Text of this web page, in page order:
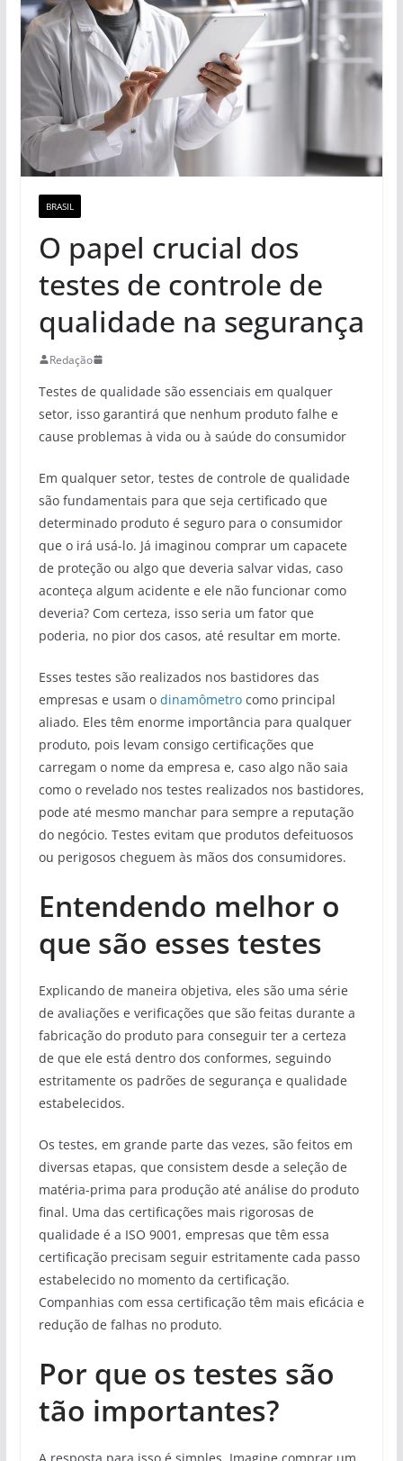
BRASIL
O papel crucial dos
testes de controle de
qualidade na segurança
Redação
Testes de qualidade são essenciais em qualquer
setor, isso garantirá que nenhum produto falhe e
cause problemas à vida ou à saúde do consumidor
Em qualquer setor, testes de controle de qualidade
são fundamentais para que seja certificado que
determinado produto é seguro para o consumidor
que o irá usá-lo. Já imaginou comprar um capacete
de proteção ou algo que deveria salvar vidas, caso
aconteça algum acidente e ele não funcionar como
deveria? Com certeza, isso seria um fator que
poderia, no pior dos casos, até resultar em morte.
Esses testes são realizados nos bastidores das
empresas e usam o dinamômetrocomo principal
aliado. Eles têm enorme importância para qualquer
produto, pois levam consigo certificações que
carregam o nome da empresa e, caso algo não saia
como o revelado nos testes realizados nos bastidores,
pode até mesmo manchar para sempre a reputação
do negócio. Testes evitam que produtos defeituosos
ou perigosos cheguem às mãos dos consumidores.
Entendendo melhor o
que são esses testes
Explicando de maneira objetiva, eles são uma série
de avaliações e verificações que são feitas durante a
fabricação do produto para conseguir ter a certeza
de que ele está dentro dos conformes, seguindo
estritamente os padrões de segurança e qualidade
estabelecidos.
Os testes, em grande parte das vezes, são feitos em
diversas etapas, que consistem desde a seleção de
matéria-prima para produção até análise do produto
final. Uma das certificações mais rigorosas de
qualidade é a ISO 9001, empresas que têm essa
certificação precisam seguir estritamente cada passo
estabelecido no momento da certificação.
Companhias com essa certificação têm mais eficácia e
redução de falhas no produto.
Por que os testes são
tão importantes?